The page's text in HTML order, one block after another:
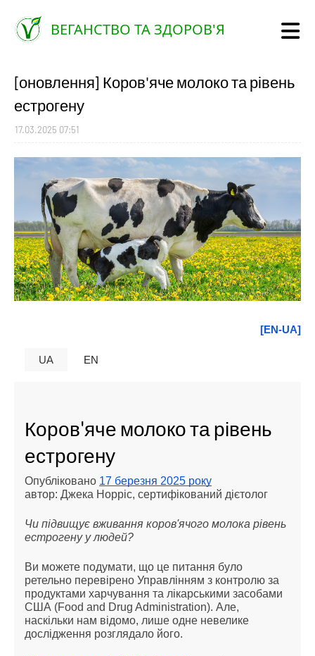
ВЕГАНСТВО ТА ЗДОРОВ'Я
[оновлення] Коров'яче молоко та рівень
естрогену
17.03.2025 07:51
[EN-UA]
UA EN
Коров'яче молоко та рівень
естрогену
Опубліковано 17 березня 2025 року
автор: Джека Норріс, сертифікований дієтолог
Чи підвищує вживання коров'ячого молока рівень
естрогену у людей?
Ви можете подумати, що це питання було
ретельно перевірено Управлінням з контролю за
продуктами харчування та лікарськими засобами
США (Food and Drug Administration). Але,
наскільки нам відомо, лише одне невелике
дослідження розглядало його.